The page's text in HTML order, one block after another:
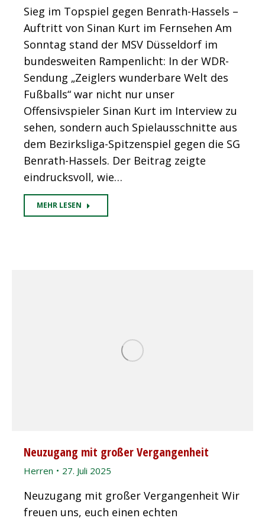
Sieg im Topspiel gegen Benrath-Hassels –
Auftritt von Sinan Kurt im Fernsehen Am
Sonntag stand der MSV Düsseldorf im
bundesweiten Rampenlicht: In der WDR-
Sendung „Zeiglers wunderbare Welt des
Fußballs“ war nicht nur unser
Offensivspieler Sinan Kurt im Interview zu
sehen, sondern auch Spielausschnitte aus
dem Bezirksliga-Spitzenspiel gegen die SG
Benrath-Hassels. Der Beitrag zeigte
eindrucksvoll, wie…
MEHR LESEN
Neuzugang mit großer Vergangenheit
Herren 27. Juli 2025
Neuzugang mit großer Vergangenheit Wir
freuen uns, euch einen echten